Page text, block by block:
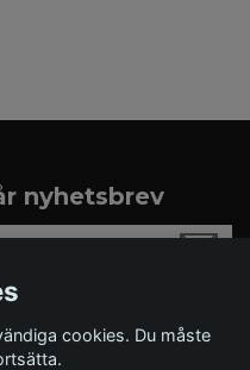
nyhetsbrev
cookies. Du måste